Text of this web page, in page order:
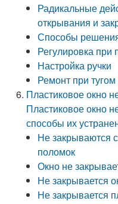
Радикальные
открывания и
Способы
Регулировка при
Настройка ручки
Ремонт при
Пластиковое окно
Пластиковое окно
способы их
Не закрываются
поломок
Окно не
Не закрывается
Не закрывается